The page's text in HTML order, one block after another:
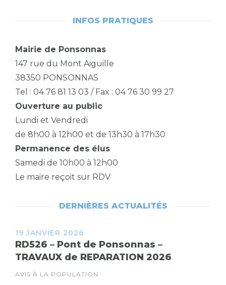
INFOS PRATIQUES
Mairie de Ponsonnas
147 rue du Mont Aiguille
38350 PONSONNAS
Tel : 04 76 81 13 03 / Fax : 04 76 30 99 27
Ouverture au public
Lundi et Vendredi
de 8h00 à 12h00 et de 13h30 à 17h30
Permanence des élus
Samedi de 10h00 à 12h00
Le maire reçoit sur RDV
DERNIÈRES ACTUALITÉS
19 JANVIER 2026
RD526 – Pont de Ponsonnas –
TRAVAUX de REPARATION 2026
AVIS À LA POPULATION